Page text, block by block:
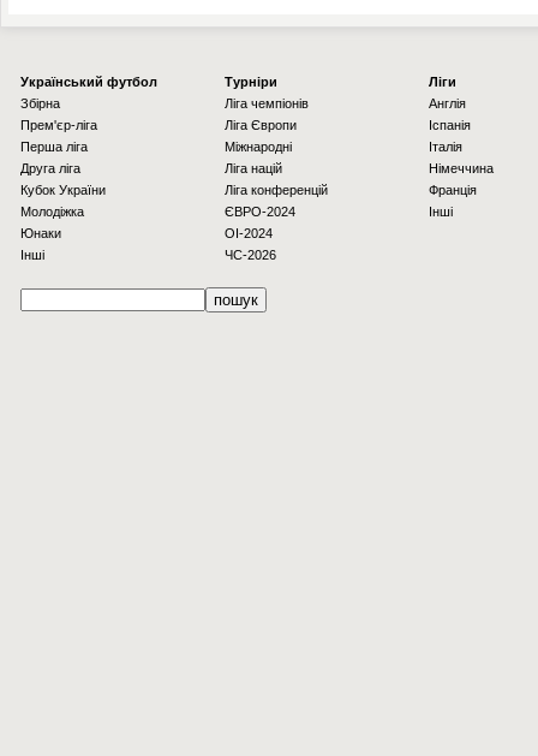
Українcький футбол
Збірна
Прем'єр-ліга
Перша ліга
Друга ліга
Кубок України
Молодіжка
Юнаки
Інші
Турніри
Ліга чемпіонів
Ліга Європи
Міжнародні
Ліга націй
Ліга конференцій
ЄВРО-2024
OI-2024
ЧС-2026
Ліги
Англія
Іспанія
Італія
Німеччина
Франція
Інші